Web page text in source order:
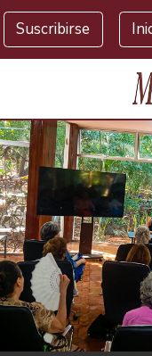
Masiosare
Suscribirse